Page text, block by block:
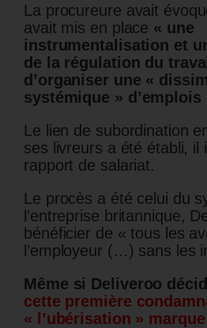
La procureure avait
avait mis en place « une
instrumentalisation et
de la régulation du
d’organiser une «
systémique »
Le lien de subordination
ses livreurs a été établi, il
rapport de salariat.
Le procès a été celui du
l’entreprise britannique,
bénéficier de « tous les
l’employeur (…) sans les
Même si Deliveroo
cette première
« l’ubérisation »